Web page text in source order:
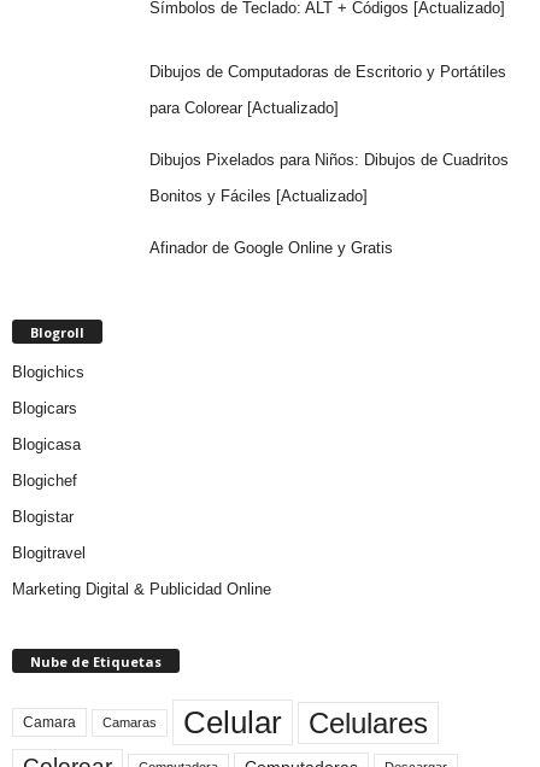
Símbolos de Teclado: ALT + Códigos [Actualizado]
Dibujos de Computadoras de Escritorio y Portátiles
para Colorear [Actualizado]
Dibujos Pixelados para Niños: Dibujos de Cuadritos
Bonitos y Fáciles [Actualizado]
Afinador de Google Online y Gratis
Blogroll
Blogichics
Blogicars
Blogicasa
Blogichef
Blogistar
Blogitravel
Marketing Digital & Publicidad Online
Nube de Etiquetas
Camara Camaras Celular Celulares